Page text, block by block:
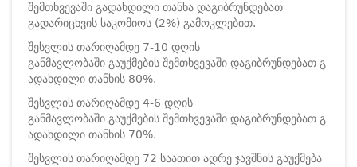
შემთხვევაში გადახდილი თანხა დაგიბრუნდებათ
გადარიცხვის საკომიოს (2%) გამოკლებით.
შესვლის თარიღამდე 7-10 დღის
განმავლობაში გაუქმების შემთხვევაში დაგიბრუნდებათ გ
ადახდილი თანხის 80%.
შესვლის თარიღამდე 4-6 დღის
განმავლობაში გაუქმების შემთხვევაში დაგიბრუნდებათ გ
ადახდილი თანხის 70%.
შესვლის თარიღამდე 72 საათით ადრე ჯავშნის გაუქმება